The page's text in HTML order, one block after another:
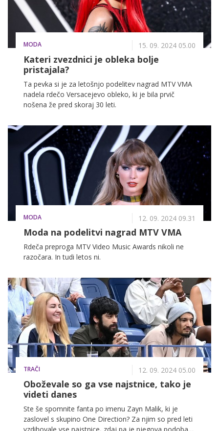
MODA 15. 09. 2024 05.00
Kateri zvezdnici je obleka bolje
pristajala?
Ta pevka si je za letošnjo podelitev nagrad MTV VMA
nadela rdečo Versacejevo obleko, ki je bila prvič
nošena že pred skoraj 30 leti.
MODA 12. 09. 2024 09.31
Moda na podelitvi nagrad MTV VMA
Rdeča preproga MTV Video Music Awards nikoli ne
razočara. In tudi letos ni.
TRAČI 12. 09. 2024 05.00
Oboževale so ga vse najstnice, tako je
videti danes
Ste še spomnite fanta po imenu Zayn Malik, ki je
zaslovel s skupino One Direction? Za njim so pred leti
vzdihovale vse najstnice, zdaj pa je njegova podoba